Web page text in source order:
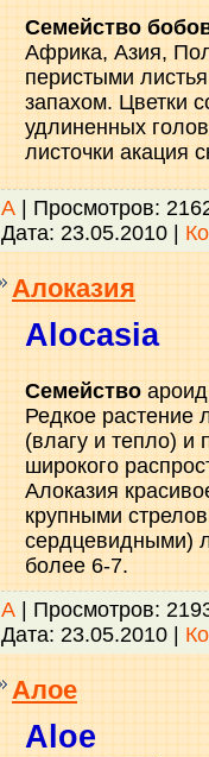
Семейство
Африка, Азия,
перистыми
запахом. Цветки
удлиненных
листочки акация
А | Просмотров:
Дата: 23.05.2010
Алоказия
Alocasia
Семейство
Редкое растение
(влагу и тепло) и
широкого
Алоказия
крупными
сердцевидными)
более 6-7.
А | Просмотров:
Дата: 23.05.2010 |
Алое
Aloe